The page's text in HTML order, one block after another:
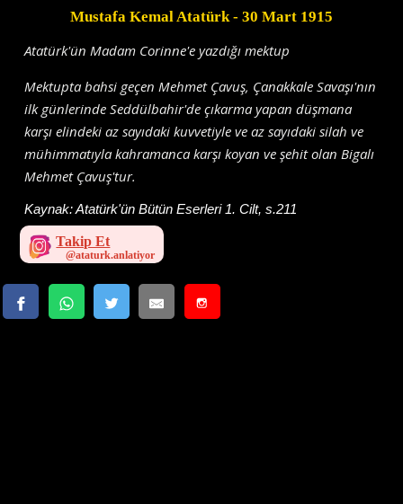
Mustafa Kemal Atatürk- 30 Mart 1915
Atatürk'ün Madam Corinne'e yazdığı mektup
Mektupta bahsi geçen Mehmet Çavuş, Çanakkale Savaşı'nın
ilk günlerinde Seddülbahir'de çıkarma yapan düşmana
karşı elindeki az sayıdaki kuvvetiyle ve az sayıdaki silah ve
mühimmatıyla kahramanca karşı koyan ve şehit olan Bigalı
Mehmet Çavuş'tur.
Kaynak:Atatürk'ün Bütün Eserleri 1. Cilt, s.211
Takip Et